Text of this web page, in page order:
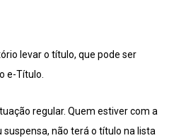
levar o título, que pode ser
e-Título.
regular. Quem estiver com a
não terá o título na lista